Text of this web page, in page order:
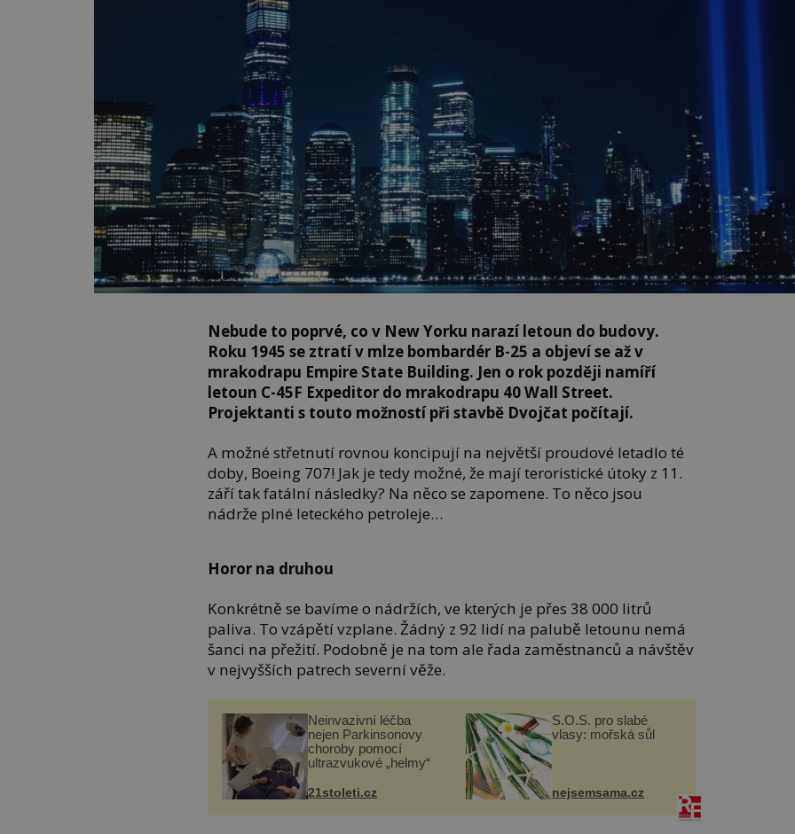
Nebude to poprvé, co v New Yorku narazí letoun do budovy.
Roku 1945 se ztratí v mlze bombardér B-25 a objeví se až v
mrakodrapu Empire State Building. Jen o rok později namíří
letoun C-45F Expeditor do mrakodrapu 40 Wall Street.
Projektanti s touto možností při stavbě Dvojčat počítají.
A možné střetnutí rovnou koncipují na největší proudové letadlo té
doby, Boeing 707! Jak je tedy možné, že mají teroristické útoky z 11.
září tak fatální následky? Na něco se zapomene. To něco jsou
nádrže plné leteckého petroleje…
Horor na druhou
Konkrétně se bavíme o nádržích, ve kterých je přes 38 000 litrů
paliva. To vzápětí vzplane. Žádný z 92 lidí na palubě letounu nemá
šanci na přežití. Podobně je na tom ale řada zaměstnanců a návštěv
v nejvyšších patrech severní věže.
Neinvazivní léčba
nejen Parkinsonovy
choroby pomocí
ultrazvukové „helmy“
21stoleti.cz
S.O.S. pro slabé
vlasy: mořská sůl
nejsemsama.cz